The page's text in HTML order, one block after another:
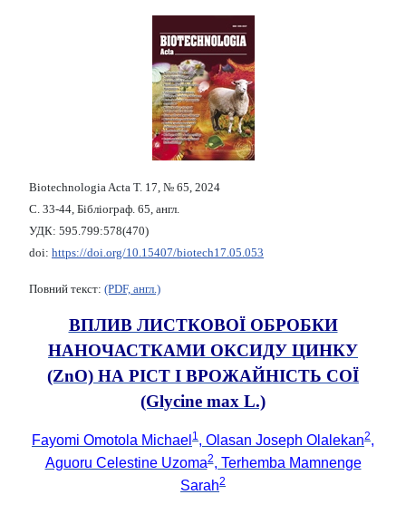
Biotechnologia Acta Т. 17, № 65, 2024
С. 33-44, Бібліограф. 65, англ.
УДК: 595.799:578(470)
doi: https://doi.org/10.15407/biotech17.05.053
Повний текст: (PDF, англ.)
ВПЛИВ ЛИСТКОВОЇ ОБРОБКИ
НАНОЧАСТКАМИ ОКСИДУ ЦИНКУ
(ZnO) НА РІСТ І ВРОЖАЙНІСТЬ СОЇ
(Glycine max L.)
Fayomi Omotola Michael 1, Olasan Joseph Olalekan2,
Aguoru Celestine Uzoma2, Terhemba Mamnenge
Sarah2